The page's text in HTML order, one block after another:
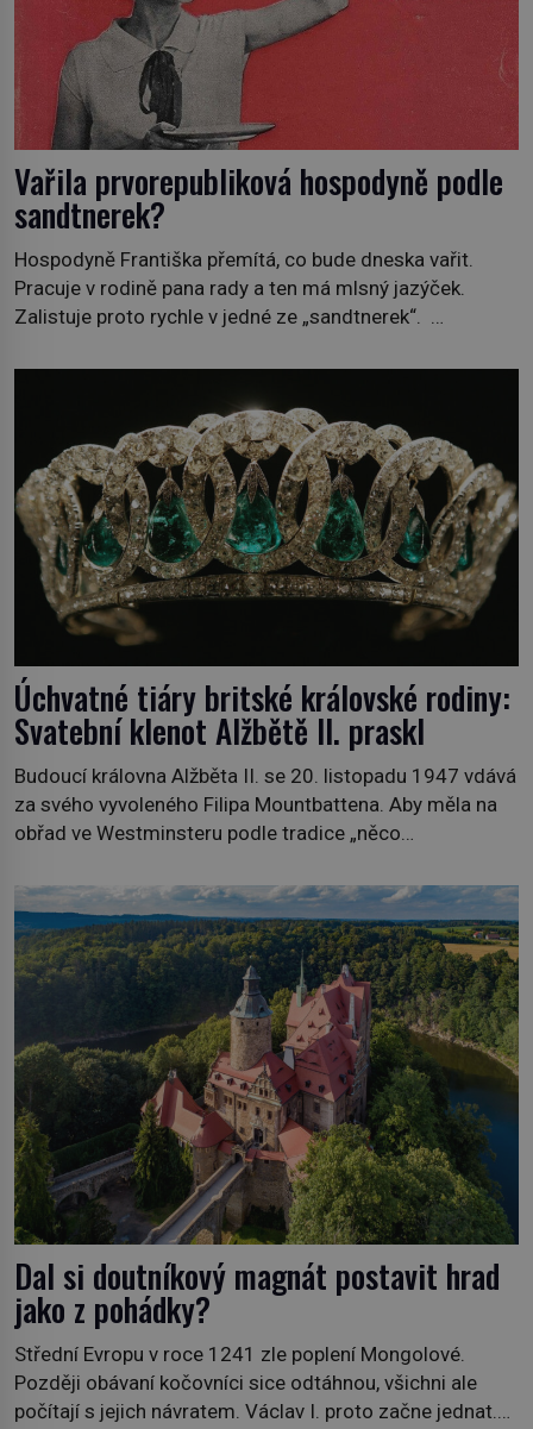
Vařila prvorepubliková hospodyně podle
sandtnerek?
Hospodyně Františka přemítá, co bude dneska vařit.
Pracuje v rodině pana rady a ten má mlsný jazýček.
Zalistuje proto rychle v jedné ze „sandtnerek“.
povzdechne si směrem ke služce, kterou má v kuchyni k
ruce. Ještě v prvních letech nové republiky fungoval kvůli
nedostatku zboží přídělový systém. […]
Úchvatné tiáry britské královské rodiny:
Svatební klenot Alžbětě II. praskl
Budoucí královna Alžběta II. se 20. listopadu 1947 vdává
za svého vyvoleného Filipa Mountbattena. Aby měla na
obřad ve Westminsteru podle tradice „něco
soukromé kolekce – diamantovou tiáru královny Marie.
„Je to ošklivá špičatá tiára,“ zhodnotil klenot britský
politik Sir Henry Channon (1897–1958), když si […]
Dal si doutníkový magnát postavit hrad
jako z pohádky?
Střední Evropu v roce 1241 zle poplení Mongolové.
Později obávaní kočovníci sice odtáhnou, všichni ale
počítají s jejich návratem. Václav I. proto začne jednat.